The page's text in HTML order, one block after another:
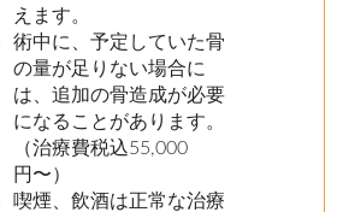
えます。
術中に、予定していた骨
の量が足りない場合に
は、追加の骨造成が必要
になることがあります。
（治療費税込55,000
円〜）
喫煙、飲酒は正常な治療